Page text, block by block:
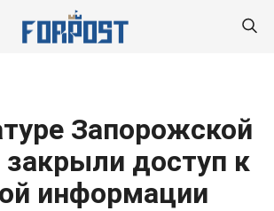
Запорожской
закрыли доступ к
информации